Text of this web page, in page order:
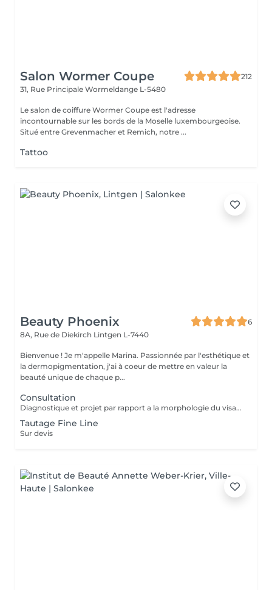
Salon Wormer Coupe
212
31, Rue Principale Wormeldange L-5480
Le salon de coiffure Wormer Coupe est l'adresse
incontournable sur les bords de la Moselle luxembourgeoise.
Situé entre Grevenmacher et Remich, notre ...
Tattoo
Beauty Phoenix
6
8A, Rue de Diekirch Lintgen L-7440
Bienvenue ! Je m'appelle Marina. Passionnée par l'esthétique et
la dermopigmentation, j'ai à coeur de mettre en valeur la
beauté unique de chaque p...
Consultation
Diagnostique et projet par rapport a la morphologie du visage.
Tautage Fine Line
Sur devis